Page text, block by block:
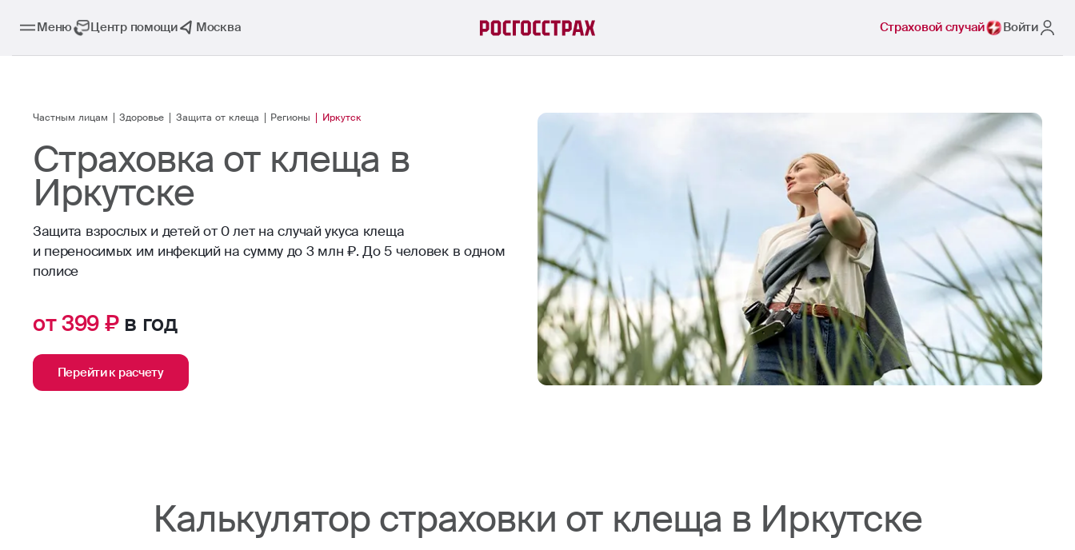
Меню Центр помощи Москва Страховой случай Войти
Частным лицам Здоровье Защита от клеща Регионы Иркутск
Страховка от клеща в
Иркутске
Защита взрослых и детей от 0 лет на случай укуса клеща
и переносимых им инфекций на сумму до 3 млн ₽. До 5 человек в одном
полисе
от 399 ₽в год
Перейти к расчету
Калькулятор страховки от клеща в Иркутске